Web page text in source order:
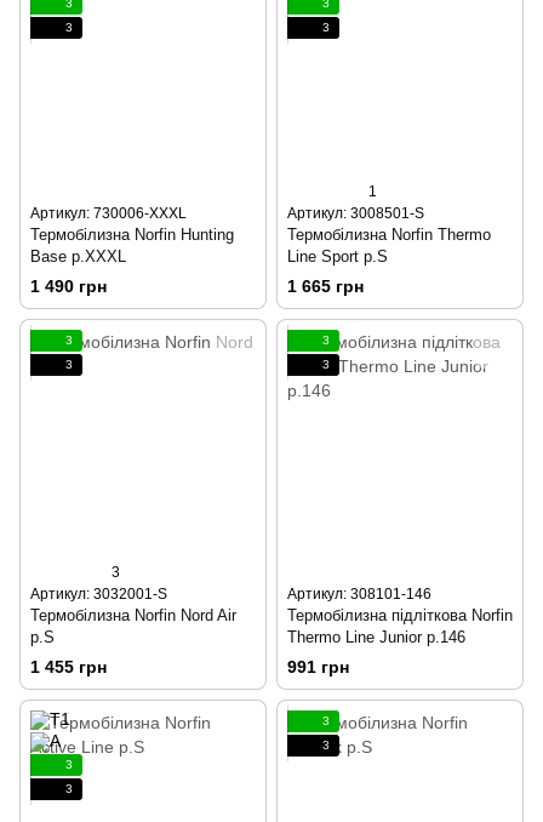
3
Артикул: 730006-XXXL
Термобілизна Norfin Hunting
Base р.XXXL
1 490 грн
3
1
Артикул: 3008501-S
Термобілизна Norfin Thermo
Line Sport р.S
1 665 грн
3
3
3
Артикул: 3032001-S
Термобілизна Norfin Nord Air
р.S
1 455 грн
3
3
Артикул: 308101-146
Термобілизна підліткова Norfin
Thermo Line Junior р.146
991 грн
3
3
3
3